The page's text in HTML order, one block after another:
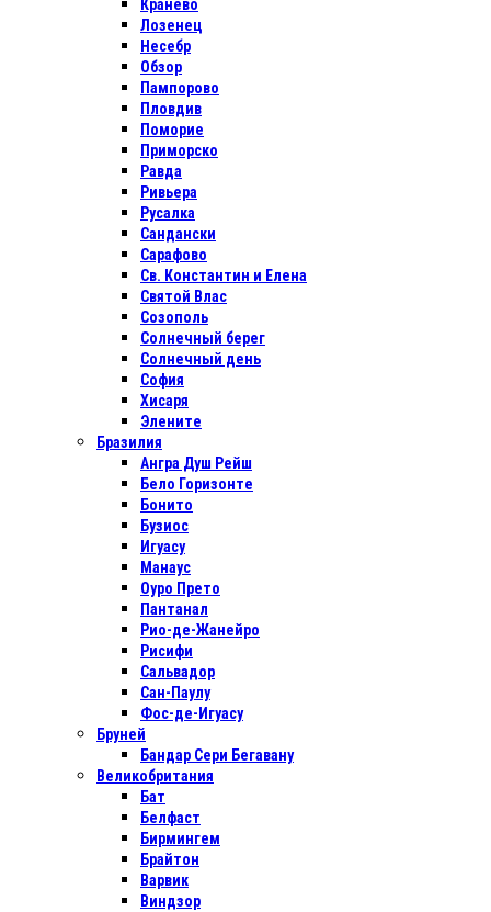
Кранево
Лозенец
Несебр
Обзор
Пампорово
Пловдив
Поморие
Приморско
Равда
Ривьера
Русалка
Сандански
Сарафово
Св. Константин и Елена
Святой Влас
Созополь
Солнечный берег
Солнечный день
София
Хисаря
Элените
Бразилия
Ангра Душ Рейш
Бело Горизонте
Бонито
Бузиос
Игуасу
Манаус
Оуро Прето
Пантанал
Рио-де-Жанейро
Рисифи
Сальвадор
Сан-Паулу
Фос-де-Игуасу
Бруней
Бандар Сери Бегавану
Великобритания
Бат
Белфаст
Бирмингем
Брайтон
Варвик
Виндзор